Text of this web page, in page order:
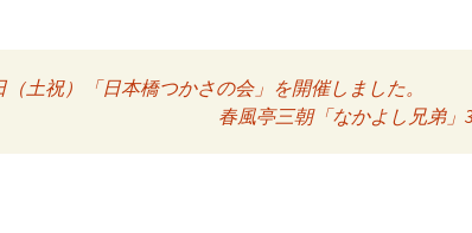
ビゲーション
（土祝）「日本橋つかさの会」を開催しました。
春風亭三朝「なかよし兄弟」